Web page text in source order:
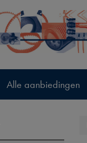
Alle aanbiedingen